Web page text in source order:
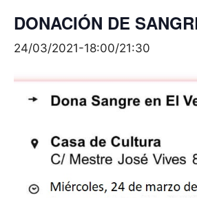
DONACIÓN DE
24/03/2021-18:00/21:30